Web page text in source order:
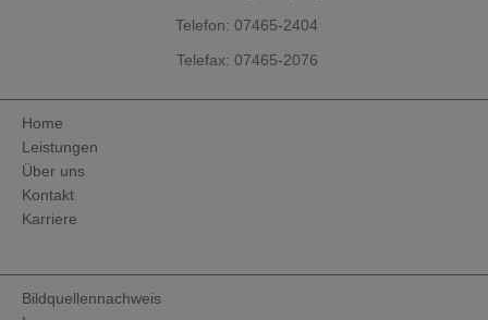
Telefon: 07465-2404
Telefax: 07465-2076
Home
Leistungen
Über uns
Kontakt
Karriere
Bildquellennachweis